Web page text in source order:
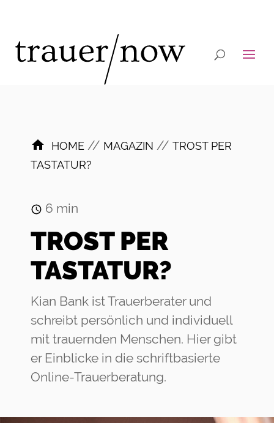
HOME // MAGAZIN // TROST PER
TASTATUR?
6 min
TROST PER
TASTATUR?
Kian Bank ist Trauerberater und
schreibt persönlich und individuell
mit trauernden Menschen. Hier gibt
er Einblicke in die schriftbasierte
Online-Trauerberatung.